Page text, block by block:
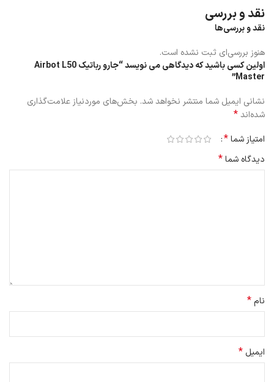
تخلیه خودکار سطل زباله
شستشوی کامل تی‌های دوگانه سه‌انگشتی
پر کردن دوباره مخزن آب تمیز
خشک‌کردن هوشمند تی برای جلوگیری از کپک و بوی نامطبوع
این فرآیند باعث می‌شود دستگاه همیشه آماده کار باشد و نیاز شما به
نگهداری دستی به حداقل برسد.
طراحی پیشرفته برای شناسایی دقیق موانع و
نقد و بررسی
نقد و بررسی‌ها
هنوز بررسی‌ای ثبت نشده است.
اولین کسی باشید که دیدگاهی می نویسد “جارو رباتیک Airbot L50
Master”
نشانی ایمیل شما منتشر نخواهد شد. بخش‌های موردنیاز علامت‌گذاری
شده‌اند*
امتیاز شما*
دیدگاه شما*
نام*
ایمیل *